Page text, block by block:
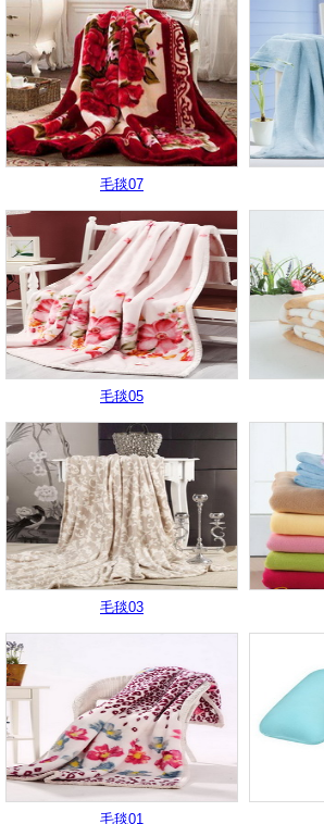
毛毯07
毛毯05
毛毯03
毛毯01